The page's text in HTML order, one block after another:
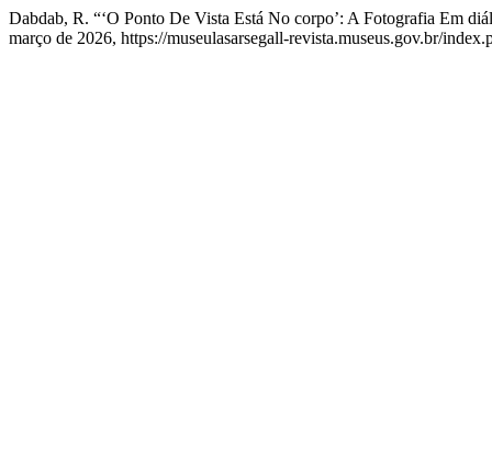
Dabdab, R. “‘O Ponto De Vista Está No corpo’: A Fotografia Em
março de 2026, https://museulasarsegall-revista.museus.gov.br/